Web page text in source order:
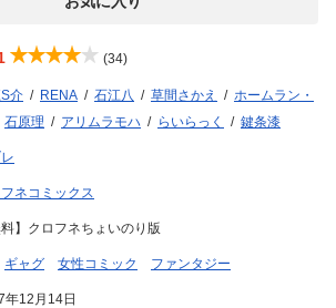
(34)
介 RENA 石江八 草間さかえ
ホームラン・
石原理 アリムラモハ らいらっく 鍵条漆
ネコミックス
料】クロフネちょいのり版
ギャグ 女性コミック ファンタジー
年12月14日